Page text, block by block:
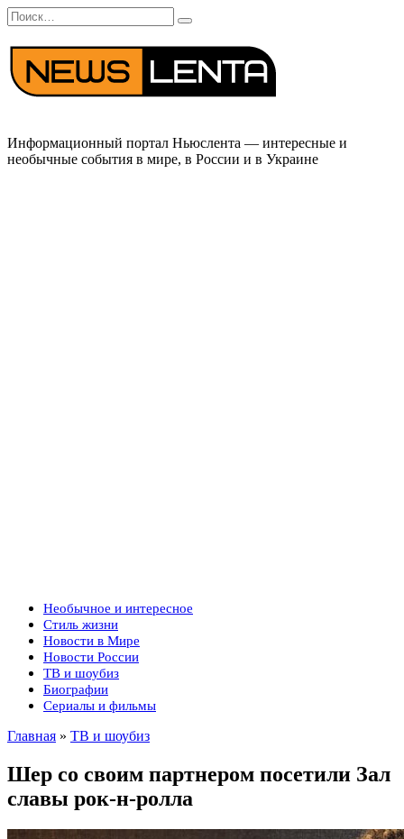
Перейти
к
содержанию
Search
for:
Информационный портал Ньюслента — интересные и
необычные события в мире, в России и в Украине
Необычное и интересное
Стиль жизни
Новости в Мире
Новости России
ТВ и шоубиз
Биографии
Сериалы и фильмы
Главная » ТВ и шоубиз
Шер со своим партнером посетили Зал
славы рок-н-ролла